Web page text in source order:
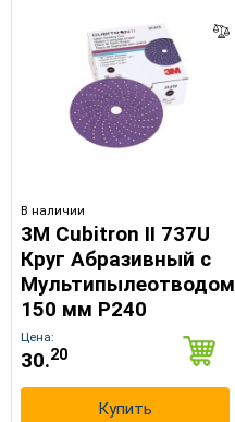
В наличии
3M Cubitron II 737U
Круг Абразивный c
Мультипылеотводом
150 мм Р240
Цена:
30.20
Купить